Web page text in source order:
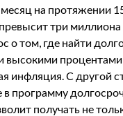
на протяжении
три
о том, где найти
высокими
инфляция. С другой
в программу
получать не